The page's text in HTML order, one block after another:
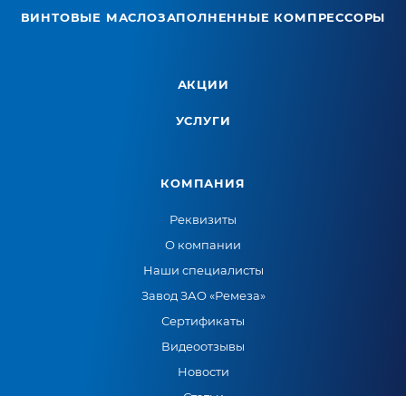
ВИНТОВЫЕ МАСЛОЗАПОЛНЕННЫЕ КОМПРЕССОРЫ
АКЦИИ
УСЛУГИ
КОМПАНИЯ
Реквизиты
О компании
Наши специалисты
Завод ЗАО «Ремеза»
Сертификаты
Видеоотзывы
Новости